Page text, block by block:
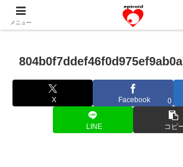
恋愛共感エピソード。あなたのストーリーを
X Facebook 0
LINE コピ
メニュー